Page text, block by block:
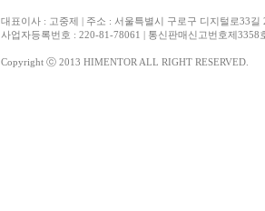
대표이사 : 고중제 | 주소 : 서울특별시 구로구 디지털로33
사업자등록번호 : 220-81-78061 | 통신판매신고번호제
Copyright ⓒ 2013 HIMENTOR ALL RIGHT RESERVED.